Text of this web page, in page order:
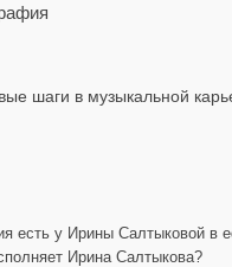
шаги в музыкальной
есть у Ирины Салтыковой в
Ирина Салтыкова?